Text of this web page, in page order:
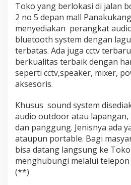
Toko yang berlokasi di jalan
2 no 5 depan mall
menyediakan perangkat
bluetooth system dengan
terbatas. Ada juga cctv
berkualitas terbaik dengan
seperti cctv,speaker, mixer,
aksesoris.
Khusus sound system
audio outdoor atau
dan panggung. Jenisnya ada
ataupun portable. Bagi
bisa datang langsung ke
menghubungi melalui telepon
(**)